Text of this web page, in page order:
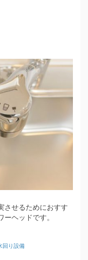
させるためにおすす
ヘッドです。
回り設備